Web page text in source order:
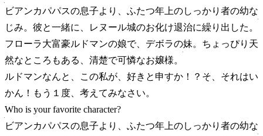
ビアンカパパスの息子より、ふたつ年上のしっかり者の幼な
じみ。彼と一緒に、レヌール城のお化け退治に繰り出した。
フローラ大富豪ルドマンの娘で、デボラの妹。ちょっぴり天
然なところもある、清楚で可憐なお嬢様。
ルドマンなんと、この私が、好きと申すか！？そ、それはい
かん！もう１度、考えてみなさい。
Who is your favorite character?
ビアンカパパスの息子より、ふたつ年上のしっかり者の幼な